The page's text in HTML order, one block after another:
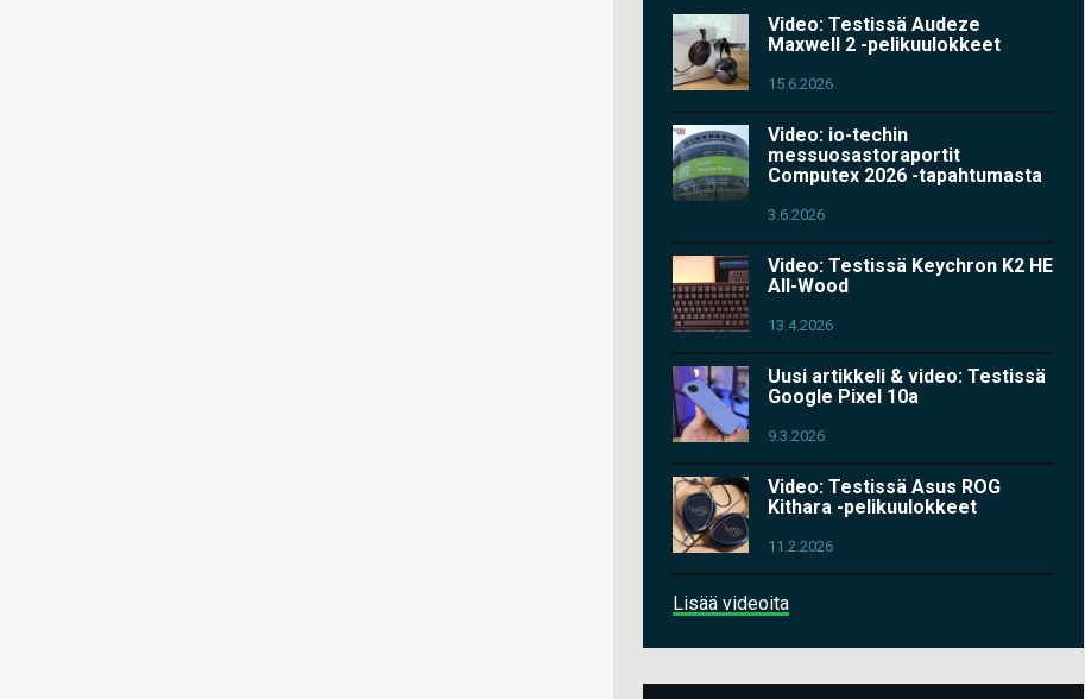
Video: Testissä Audeze
Maxwell 2 -pelikuulokkeet
15.6.2026
Video: io-techin
messuosastoraportit
Computex 2026 -tapahtumasta
3.6.2026
Video: Testissä Keychron K2 HE
All-Wood
13.4.2026
Uusi artikkeli & video: Testissä
Google Pixel 10a
9.3.2026
Video: Testissä Asus ROG
Kithara -pelikuulokkeet
11.2.2026
Lisää videoita